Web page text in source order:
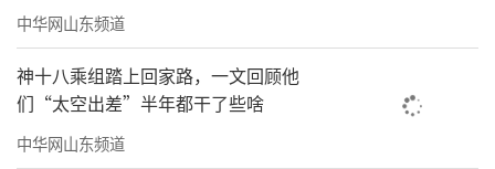
中华网山东频道
神十八乘组踏上回家路，一文回顾他
们“太空出差”半年都干了些啥
中华网山东频道